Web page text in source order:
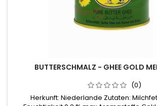
BUTTERSCHMALZ - GHEE GOLD
(0)
Herkunft: Niederlande Zutaten: